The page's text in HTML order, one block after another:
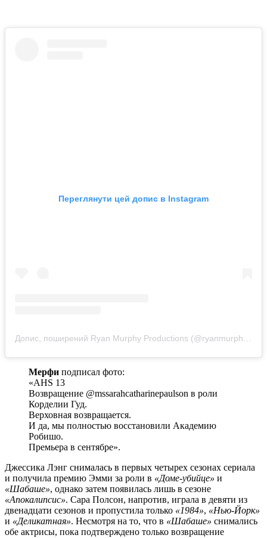
Переглянути цей допис в Instagram
Мерфи подписал фото:
«AHS 13
Возвращение @mssarahcatharinepaulson в роли
Корделии Гуд.
Верховная возвращается.
И да, мы полностью восстановили Академию
Робишо.
Премьера в сентябре».
Джессика Лэнг снималась в первых четырех сезонах сериала
и получила премию Эмми за роли в «Доме-убийце» и
«Шабаше», однако затем появилась лишь в сезоне
«Апокалипсис». Сара Полсон, напротив, играла в девяти из
двенадцати сезонов и пропустила только «1984», «Нью-Йорк»
и «Деликатная». Несмотря на то, что в «Шабаше» снимались
обе актрисы, пока подтверждено только возвращение